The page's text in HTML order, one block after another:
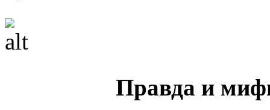
Правда и